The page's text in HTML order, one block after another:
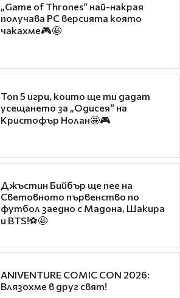
„Game of Thrones“ най-накрая
получава PC версията която
чакахме🎮🤩
Топ 5 игри, които ще ти дадат
усещането за „Одисея“ на
Кристофър Нолан🤩🎮
Джъстин Бийбър ще пее на
Световното първенство по
футбол заедно с Мадона, Шакира
и BTS!⚽🤩
ANIVENTURE COMIC CON 2026:
Влязохме в друг свят!